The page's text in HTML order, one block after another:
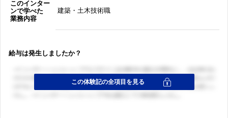
このインター
ンで学べた
業務内容
建築・土木技術職
給与は発生しましたか？